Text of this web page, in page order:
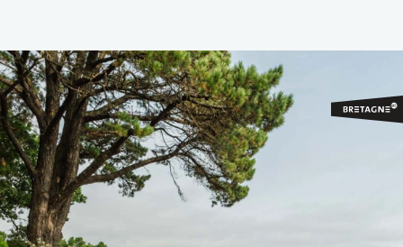
contenu
principal